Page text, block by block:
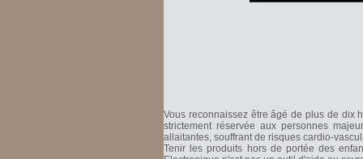
Vous reconnaissez être âgé de plus de dix
strictement réservée aux personnes
allaitantes, souffrant de risques cardio-
Tenir les produits hors de portée des